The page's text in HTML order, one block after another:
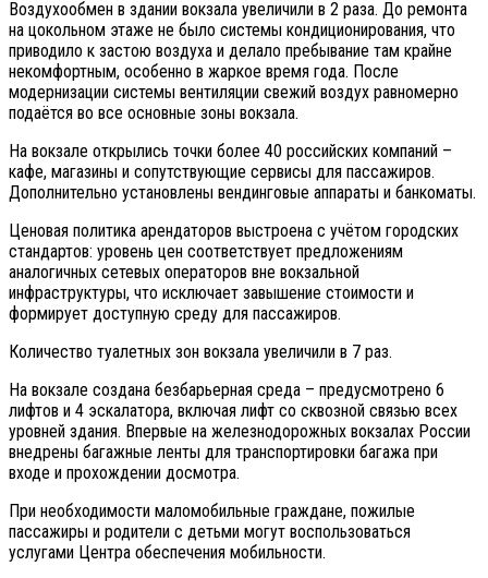
Воздухообмен в здании вокзала увеличили в 2 раза. До ремонта
на цокольном этаже не было системы кондиционирования, что
приводило к застою воздуха и делало пребывание там крайне
некомфортным, особенно в жаркое время года. После
модернизации системы вентиляции свежий воздух равномерно
подаётся во все основные зоны вокзала.
На вокзале открылись точки более 40 российских компаний –
кафе, магазины и сопутствующие сервисы для пассажиров.
Дополнительно установлены вендинговые аппараты и банкоматы.
Ценовая политика арендаторов выстроена с учётом городских
стандартов: уровень цен соответствует предложениям
аналогичных сетевых операторов вне вокзальной
инфраструктуры, что исключает завышение стоимости и
формирует доступную среду для пассажиров.
Количество туалетных зон вокзала увеличили в 7 раз.
На вокзале создана безбарьерная среда – предусмотрено 6
лифтов и 4 эскалатора, включая лифт со сквозной связью всех
уровней здания. Впервые на железнодорожных вокзалах России
внедрены багажные ленты для транспортировки багажа при
входе и прохождении досмотра.
При необходимости маломобильные граждане, пожилые
пассажиры и родители с детьми могут воспользоваться
услугами Центра обеспечения мобильности.